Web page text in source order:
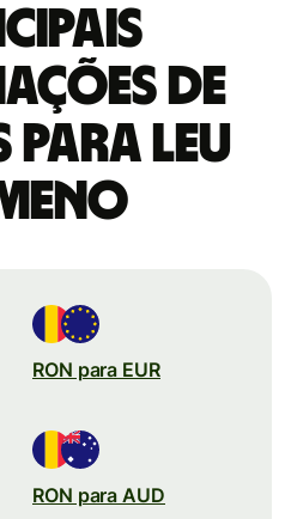
de
para Leu
RON para EUR
RON para AUD